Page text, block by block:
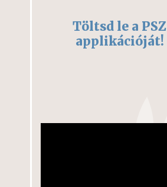
Töltsd le a PSZ
applikációját!